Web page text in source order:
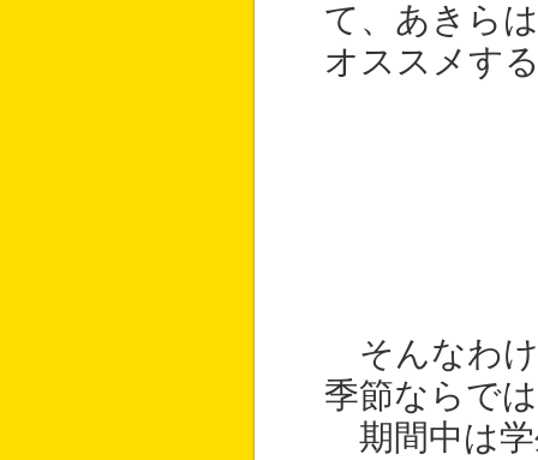
て、あきら
オススメす
そんなわけ
季節ならで
期間中は学